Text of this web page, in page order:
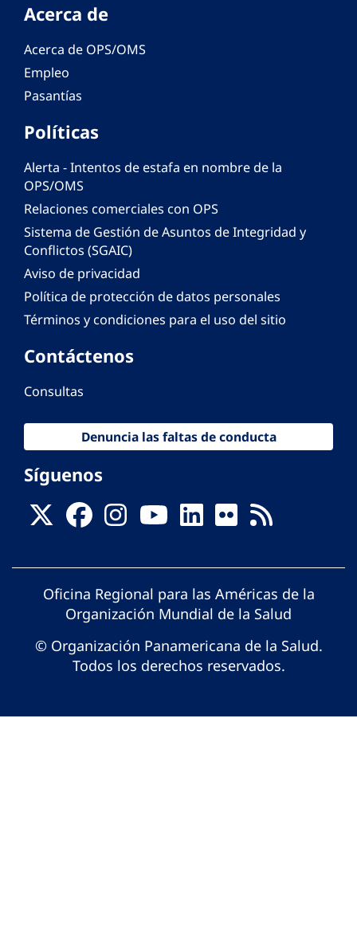
Acerca de
Acerca de OPS/OMS
Empleo
Pasantías
Políticas
Alerta - Intentos de estafa en nombre de la
OPS/OMS
Relaciones comerciales con OPS
Sistema de Gestión de Asuntos de Integridad y
Conflictos (SGAIC)
Aviso de privacidad
Política de protección de datos personales
Términos y condiciones para el uso del sitio
Contáctenos
Consultas
Denuncia las faltas de conducta
Síguenos
Oficina Regional para las Américas de la
Organización Mundial de la Salud
© Organización Panamericana de la Salud.
Todos los derechos reservados.